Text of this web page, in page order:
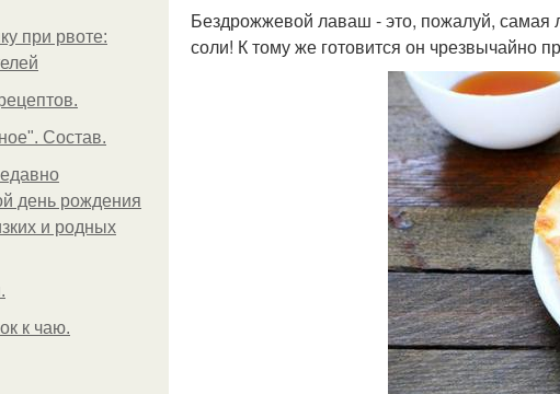
при рвоте:
Состав.
день рождения
и родных
к чаю.
Бездрожжевой лаваш - это, пожалуй, самая
соли! К тому же готовится он чрезвычайно